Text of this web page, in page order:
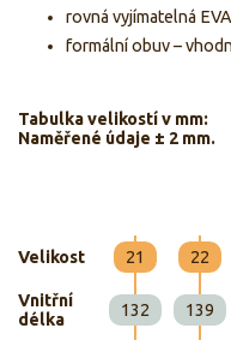
rovná vyjímatelná
formální obuv –
Tabulka velikostí v mm:
Naměřené údaje ± 2 mm.
Velikost 21 22
Vnitřní
délka
132 139